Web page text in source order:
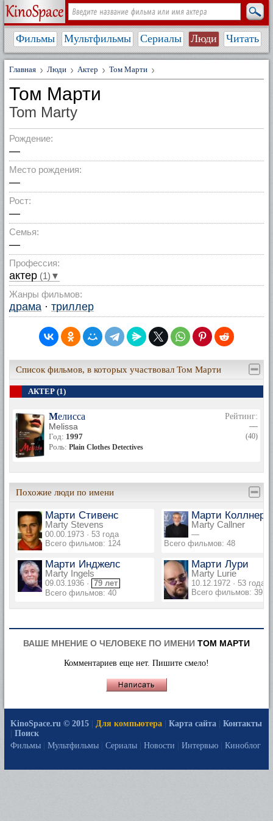
Фильмы Мультфильмы Сериалы Люди Читать
Главная Люди Актер Том Марти
Том Марти
Tom Marty
Рождение:
—
Место рождения:
—
Рост:
—
Семья:
—
Профессия:
актер (1)▼
Жанры фильмов:
драма · триллер
Список фильмов, в которых участвовал Том Марти
АКТЕР (1)
Мелисса
Melissa
Год: 1997
Роль: Plain Clothes Detectives
Рейтинг:
—
(40)
Похожие люди по имени
Марти Стивенс
Marty Stevens
00.00.1973 · 53 года
Всего фильмов: 124
Марти Коллнер
Marty Callner
—
Всего фильмов: 48
Марти Инджелс
Marty Ingels
09.03.1936 · 79 лет
Всего фильмов: 40
Марти Лури
Marty Lurie
10.12.1972 · 53 года
Всего фильмов: 39
ВАШЕ МНЕНИЕ О ЧЕЛОВЕКЕ ПО ИМЕНИ ТОМ МАРТИ
Комментариев еще нет. Пишите смело!
KinoSpace.ru © 2015 Для компьютера Карта сайта
Контакты
Поиск
Фильмы
Мультфильмы Сериалы Новости Интервью Киноблог